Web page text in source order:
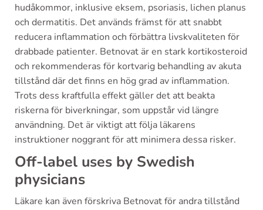
hudåkommor, inklusive eksem, psoriasis, lichen planus
och dermatitis. Det används främst för att snabbt
reducera inflammation och förbättra livskvaliteten för
drabbade patienter. Betnovat är en stark kortikosteroid
och rekommenderas för kortvarig behandling av akuta
tillstånd där det finns en hög grad av inflammation.
Trots dess kraftfulla effekt gäller det att beakta
riskerna för biverkningar, som uppstår vid längre
användning. Det är viktigt att följa läkarens
instruktioner noggrant för att minimera dessa risker.
Off-label uses by Swedish
physicians
Läkare kan även förskriva Betnovat för andra tillstånd